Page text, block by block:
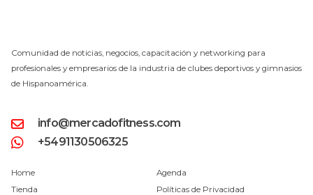
Comunidad de noticias, negocios, capacitación y networking para
profesionales y empresarios de la industria de clubes deportivos y gimnasios
de Hispanoamérica.
info@mercadofitness.com
+5491130506325
Home
Tienda
Agenda
Políticas de Privacidad